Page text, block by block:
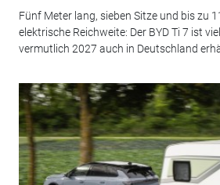
Fünf Meter lang, sieben Sitze und bis zu
elektrische Reichweite: Der BYD Ti 7 ist
vermutlich 2027 auch in Deutschland